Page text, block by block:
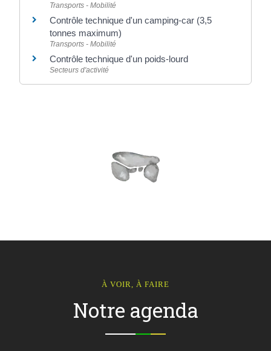
Transports - Mobilité
Contrôle technique d'un camping-car (3,5
tonnes maximum)
Transports - Mobilité
Contrôle technique d'un poids-lourd
Secteurs d'activité
À VOIR, À FAIRE
Notre agenda